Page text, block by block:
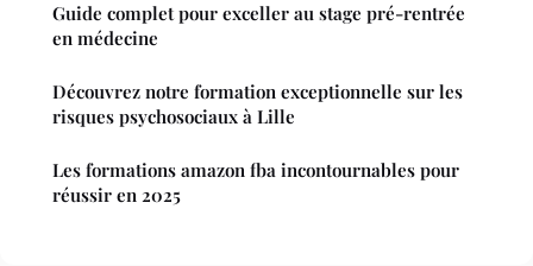
Guide complet pour exceller au stage pré-rentrée
en médecine
Découvrez notre formation exceptionnelle sur les
risques psychosociaux à Lille
Les formations amazon fba incontournables pour
réussir en 2025